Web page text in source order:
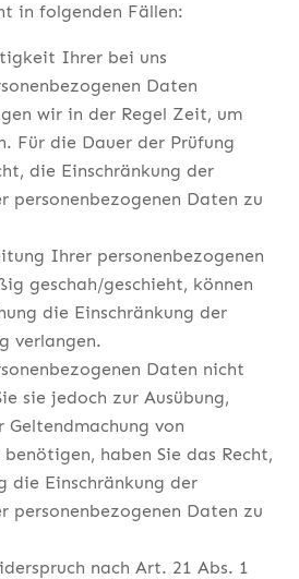
in folgenden Fällen:
Ihrer bei uns
Daten
wir in der Regel Zeit, um
Für die Dauer der Prüfung
die Einschränkung der
personenbezogenen Daten zu
Ihrer personenbezogenen
geschah/geschieht, können
die Einschränkung der
verlangen.
Daten nicht
sie jedoch zur Ausübung,
von
benötigen, haben Sie das Recht,
die Einschränkung der
personenbezogenen Daten zu
nach Art. 21 Abs. 1